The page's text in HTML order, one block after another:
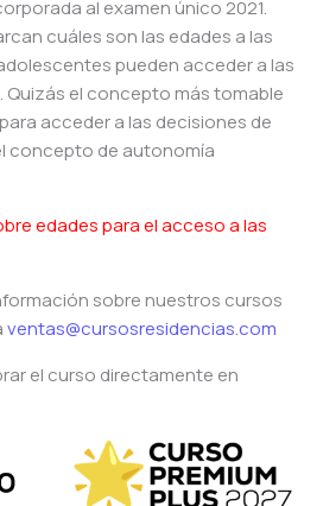
al examen único 2021.
cuáles son las edades a las
pueden acceder a las
Quizás el concepto más tomable
acceder a las decisiones de
concepto de autonomía
edades para el acceso a las
sobre nuestros cursos
ventas@cursosresidencias.com
el curso directamente en